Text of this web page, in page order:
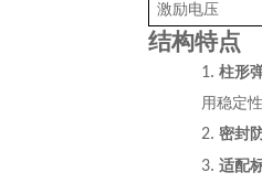
激励电压
结构特点
1. 柱形
用稳定
2. 密封
3. 适配